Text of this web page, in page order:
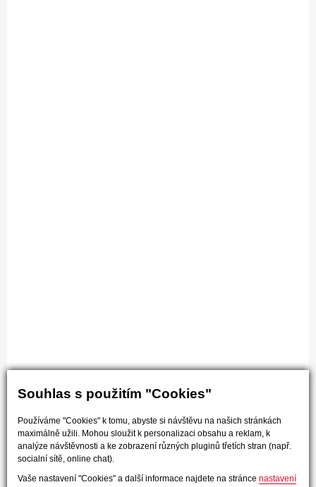
Souhlas s použitím "Cookies"
Používáme "Cookies" k tomu, abyste si návštěvu na našich stránkách
maximálně užili. Mohou sloužit k personalizaci obsahu a reklam, k
analýze návštěvnosti a ke zobrazení různých pluginů třetích stran (např.
socialní sítě, online chat).
Vaše nastavení "Cookies" a další informace najdete na stránce nastavení